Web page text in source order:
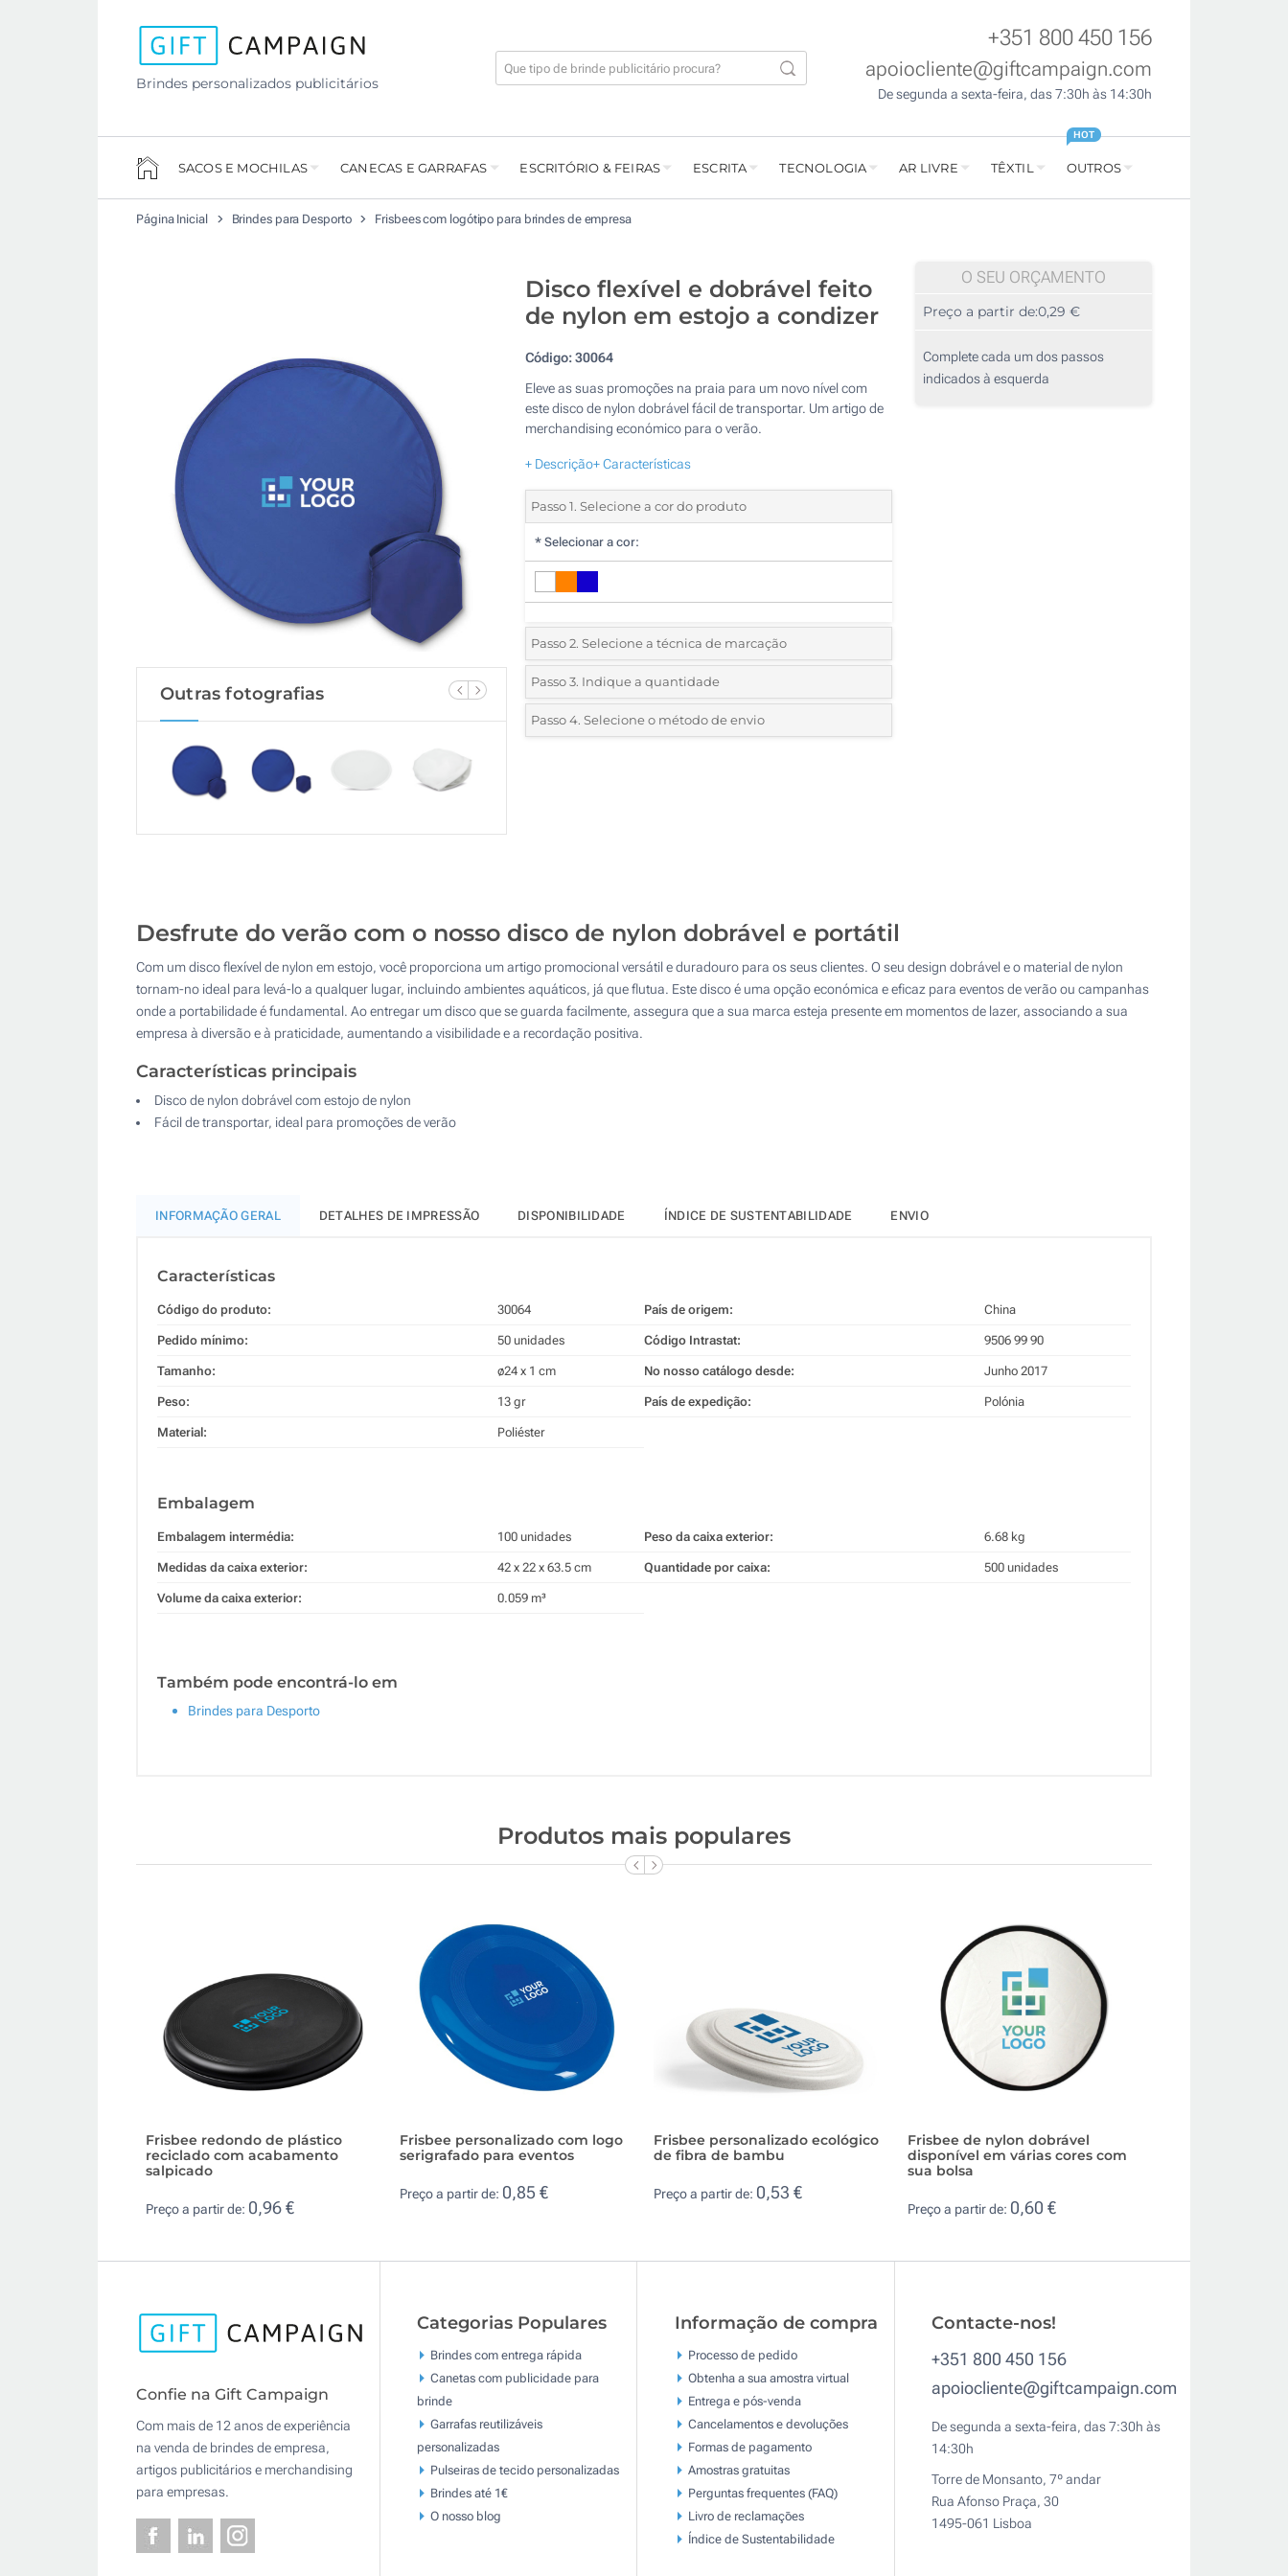
Brindes personalizados publicitários
+351 800 450 156
apoiocliente@giftcampaign.com
De segunda a sexta-feira, das 7:30h às 14:30h
SACOS E MOCHILAS CANECAS E GARRAFAS ESCRITÓRIO & FEIRAS ESCRITA TECNOLOGIA AR LIVRE TÊXTIL OUTROS
HOT
Página Inicial Brindes para Desporto Frisbees com logótipo para brindes de empresa
Outras fotografias
Disco flexível e dobrável feito
de nylon em estojo a condizer
Código:30064
Eleve as suas promoções na praia para um novo nível com
este disco de nylon dobrável fácil de transportar. Um artigo de
merchandising económico para o verão.
+ Descrição+ Características
Passo 1. Selecione a cor do produto
* Selecionar a cor:
Passo 2. Selecione a técnica de marcação
*Selecione o tipo de marcação e as cores do logotipo:
1 Cor (Num lado)
Sem impressão
Passo 3. Indique a quantidade
*Quantidade mínima:50
Outra : Atualizar
Passo 4. Selecione o método de envio
O SEU ORÇAMENTO
Preço a partir de:0,29 €
Complete cada um dos passos
indicados à esquerda
Desfrute do verão com o nosso disco de nylon dobrável e portátil
Com um disco flexível de nylon em estojo, você proporciona um artigo promocional versátil e duradouro para os seus clientes. O seu design dobrável e o material de nylon
tornam-no ideal para levá-lo a qualquer lugar, incluindo ambientes aquáticos, já que flutua. Este disco é uma opção económica e eficaz para eventos de verão ou campanhas
onde a portabilidade é fundamental. Ao entregar um disco que se guarda facilmente, assegura que a sua marca esteja presente em momentos de lazer, associando a sua
empresa à diversão e à praticidade, aumentando a visibilidade e a recordação positiva.
Características principais
Disco de nylon dobrável com estojo de nylon
Fácil de transportar, ideal para promoções de verão
INFORMAÇÃO GERAL DETALHES DE IMPRESSÃO DISPONIBILIDADE ÍNDICE DE SUSTENTABILIDADE ENVIO
Características
Código do produto: 30064
Pedido mínimo: 50 unidades
Tamanho: ø24 x 1 cm
Peso: 13 gr
Material: Poliéster
País de origem: China
Código Intrastat: 9506 99 90
No nosso catálogo desde: Junho 2017
País de expedição: Polónia
Embalagem
Embalagem intermédia: 100 unidades
Medidas da caixa exterior: 42 x 22 x 63.5 cm
Volume da caixa exterior: 0.059 m³
Peso da caixa exterior: 6.68 kg
Quantidade por caixa: 500 unidades
Também pode encontrá-lo em
Brindes para Desporto
Produtos mais populares
Frisbee redondo de plástico
reciclado com acabamento
salpicado
Preço a partir de: 0,96 €
Frisbee personalizado com logo
serigrafado para eventos
Preço a partir de: 0,85 €
Frisbee personalizado ecológico
de fibra de bambu
Preço a partir de: 0,53 €
Frisbee de nylon dobrável
disponível em várias cores com
sua bolsa
Preço a partir de: 0,60 €
Confie na Gift Campaign
Com mais de 12 anos de experiência
na venda de brindes de empresa,
artigos publicitários e merchandising
para empresas.
Categorias Populares
Brindes com entrega rápida
Canetas com publicidade para
brinde
Garrafas reutilizáveis
personalizadas
Pulseiras de tecido personalizadas
Brindes até 1€
O nosso blog
Informação de compra
Processo de pedido
Obtenha a sua amostra virtual
Entrega e pós-venda
Cancelamentos e devoluções
Formas de pagamento
Amostras gratuitas
Perguntas frequentes (FAQ)
Livro de reclamaçōes
Índice de Sustentabilidade
Contacte-nos!
+351 800 450 156
apoiocliente@giftcampaign.com
De segunda a sexta-feira, das 7:30h às
14:30h
Torre de Monsanto, 7º andar
Rua Afonso Praça, 30
1495-061 Lisboa